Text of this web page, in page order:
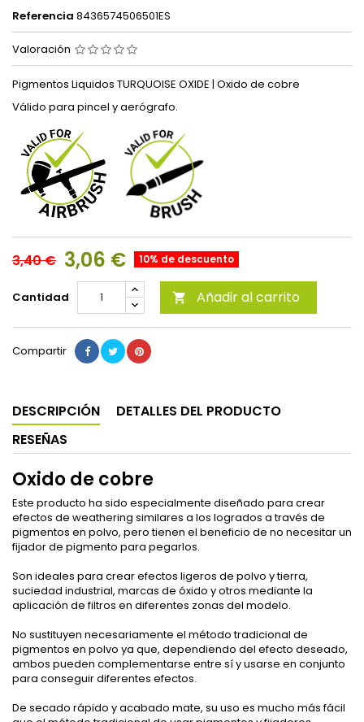
Referencia 8436574506501ES
Valoración
Pigmentos Liquidos TURQUOISE OXIDE | Oxido de cobre
Válido para pincel y aerógrafo.
3,40 € 3,06 € 10% de descuento
Cantidad  Añadir al carrito
Compartir
DESCRIPCIÓN
DETALLES DEL PRODUCTO
RESEÑAS
Oxido de cobre
Este producto ha sido especialmente diseñado para crear
efectos de weathering similares a los logrados a través de
pigmentos en polvo, pero tienen el beneficio de no necesitar un
fijador de pigmento para pegarlos.
Son ideales para crear efectos ligeros de polvo y tierra,
suciedad industrial, marcas de óxido y otros mediante la
aplicación de filtros en diferentes zonas del modelo.
No sustituyen necesariamente el método tradicional de
pigmentos en polvo ya que, dependiendo del efecto deseado,
ambos pueden complementarse entre sí y usarse en conjunto
para conseguir diferentes efectos.
De secado rápido y acabado mate, su uso es mucho más fácil